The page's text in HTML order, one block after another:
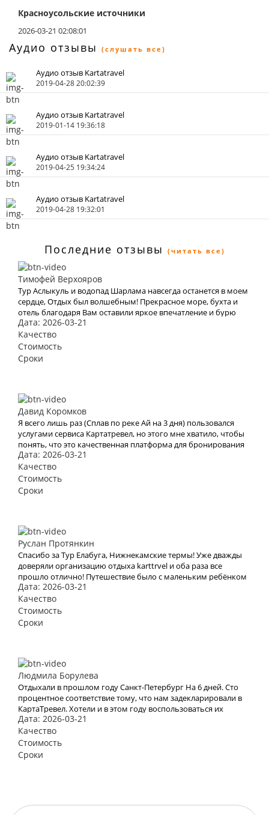
Красноусольские источники
2026-03-21 02:08:01
Аудио отзывы (слушать все)
Аудио отзыв Kartatravel
2019-04-28 20:02:39
Аудио отзыв Kartatravel
2019-01-14 19:36:18
Аудио отзыв Kartatravel
2019-04-25 19:34:24
Аудио отзыв Kartatravel
2019-04-28 19:32:01
Последние отзывы (читать все)
Тимофей Верхояров
Тур Аслыкуль и водопад Шарлама навсегда останется в моем
сердце, Отдых был волшебным! Прекрасное море, бухта и
отель благодаря Вам оставили яркое впечатление и бурю
эмоций. В это место хочется возвращаться Снова и снова.
Спасибо Вам за Вашу работу. Мы с мужем рады, что
обратились к Вам. Теперь с Вами отдых для нас больше не
проблема
Дата: 2026-03-21
Качество
Стоимость
Сроки
Давид Коромков
Я всего лишь раз (Сплав по реке Ай на 3 дня) пользовался
услугами сервиса Картатревел, но этого мне хватило, чтобы
понять, что это качественная платформа для бронирования
туров. Хочу отметить невысокие цены, удобный сайт и
простоту оформления заявки на тур
Дата: 2026-03-21
Качество
Стоимость
Сроки
Руслан Протянкин
Спасибо за Тур Елабуга, Нижнекамские термы! Уже дважды
доверяли организацию отдыха karttrvel и оба раза все
прошло отлично! Путешествие было с маленьким ребёнком
поэтому к выбору тура подходили особенно трепетно.
Большое спасибо за помощь во всех организационных
вопросах, быстрое оформление виз и такое внимательное
отношение!
Дата: 2026-03-21
Качество
Стоимость
Сроки
Людмила Борулева
Отдыхали в прошлом году Санкт-Петербург На 6 дней. Сто
процентное соответствие тому, что нам задекларировали в
КартаТревел. Хотели и в этом году воспользоваться их
услугами, но видимо эта пандемия все испортит.
Дата: 2026-03-21
Качество
Стоимость
Сроки